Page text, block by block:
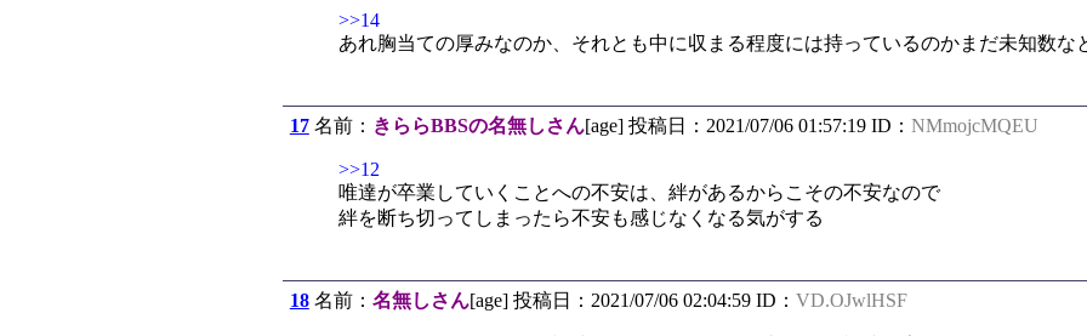
>>14
あれ胸当ての厚みなのか、それとも中に収まる程度には持っているのかまだ未知数な
17名前： きららBBSの名無しさん[age] 投稿日：2021/07/06 01:57:19 ID： NMmojcMQEU
>>12
唯達が卒業していくことへの不安は、絆があるからこその不安なので
絆を断ち切ってしまったら不安も感じなくなる気がする
18名前： 名無しさん[age] 投稿日：2021/07/06 02:04:59 ID： VD.OJwlHSF